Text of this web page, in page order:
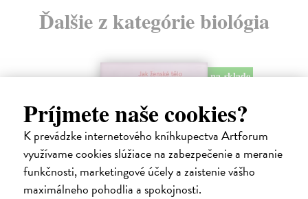
Príjmete naše cookies?
K prevádzke internetového kníhkupectva Artforum
využívame cookies slúžiace na zabezpečenie a meranie
funkčnosti, marketingové účely a zaistenie vášho
maximálneho pohodlia a spokojnosti.
Ďalšie z kategórie biológia
na sklade